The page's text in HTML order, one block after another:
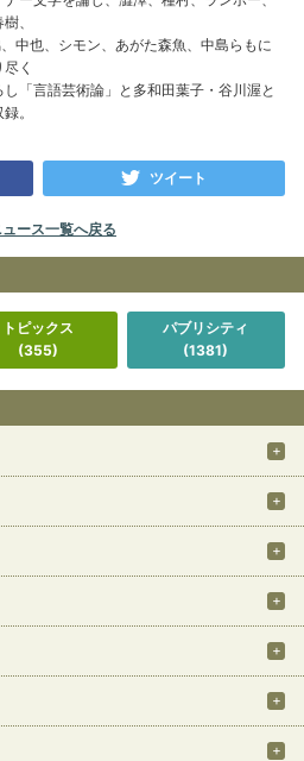
、
中也、シモン、あがた森魚、中島らもに
く
「言語芸術論」と多和田葉子・谷川渥と
。
ツイート
ース一覧へ戻る
トピックス
(355)
パブリシティ
(1381)